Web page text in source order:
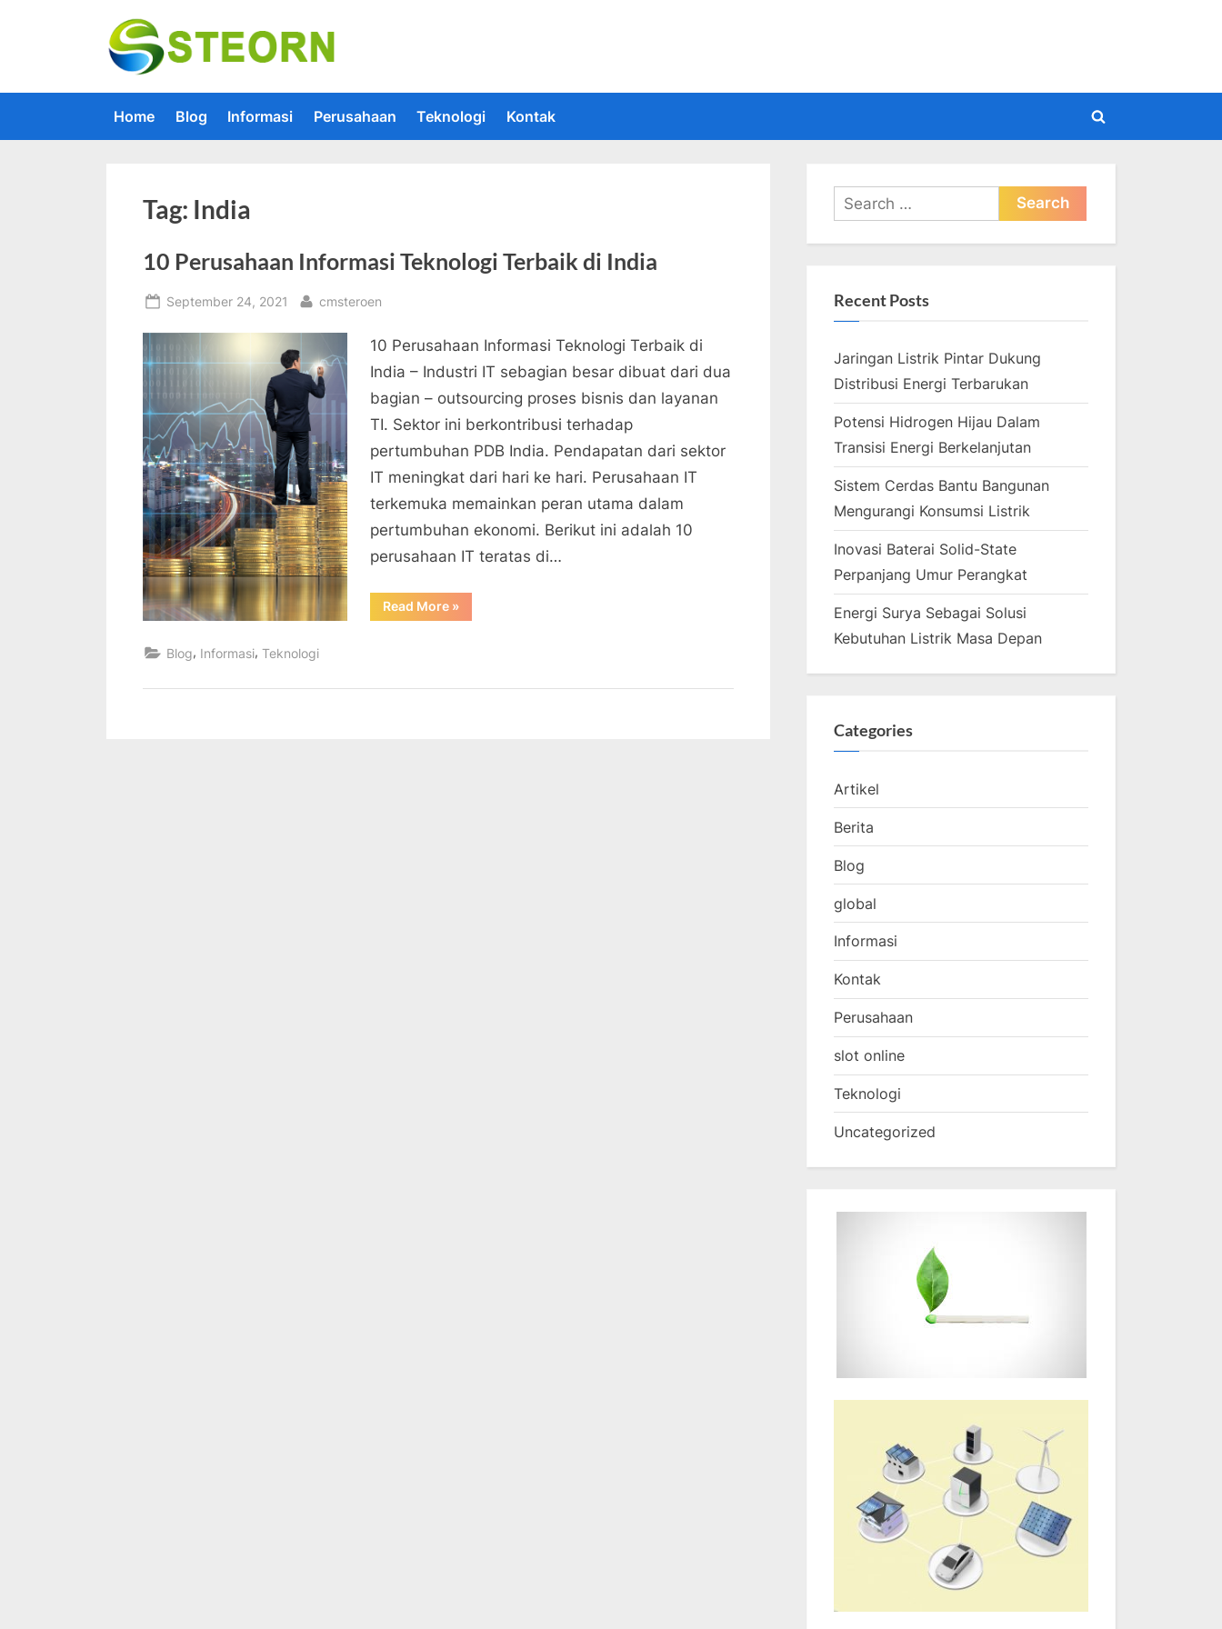
Home Blog Informasi Perusahaan Teknologi Kontak
Toggle
Tag: India
10 Perusahaan Informasi Teknologi Terbaik di India
Posted
September 24, 2021 By
cmsteroen
10 Perusahaan Informasi Teknologi Terbaik di
India – Industri IT sebagian besar dibuat dari dua
bagian – outsourcing proses bisnis dan layanan
TI. Sektor ini berkontribusi terhadap
pertumbuhan PDB India. Pendapatan dari sektor
IT meningkat dari hari ke hari. Perusahaan IT
terkemuka memainkan peran utama dalam
pertumbuhan ekonomi. Berikut ini adalah 10
perusahaan IT teratas di…
Read More“10
Perusahaan
»
Blog, Informasi, Teknologi
Search
for:
Recent Posts
Jaringan Listrik Pintar Dukung
Distribusi Energi Terbarukan
Potensi Hidrogen Hijau Dalam
Transisi Energi Berkelanjutan
Sistem Cerdas Bantu Bangunan
Mengurangi Konsumsi Listrik
Inovasi Baterai Solid-State
Perpanjang Umur Perangkat
Energi Surya Sebagai Solusi
Kebutuhan Listrik Masa Depan
Categories
Artikel
Berita
Blog
global
Informasi
Kontak
Perusahaan
slot online
Teknologi
Uncategorized